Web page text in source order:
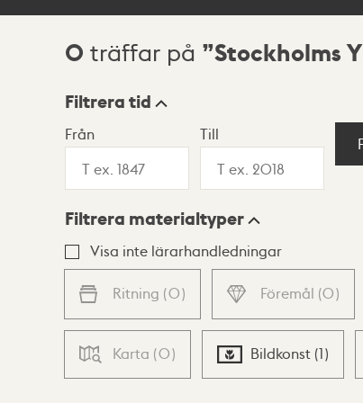
Sökresultat
0 träffar på Stockholms
Visningsläge
Lista Karta
Filtrera tid
Från Till
Filtrera materialtyper
Visa inte lärarhandledningar
Ritning (0) Föremål (0)
Karta (0) Bildkonst (1)